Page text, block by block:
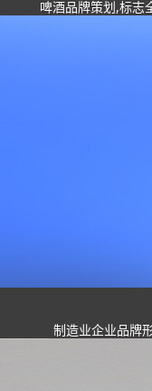
啤酒品牌策划,标志
制造业企业品牌